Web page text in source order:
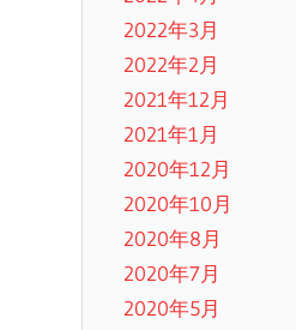
2022年3月
2022年2月
2021年12月
2021年1月
2020年12月
2020年10月
2020年8月
2020年7月
2020年5月